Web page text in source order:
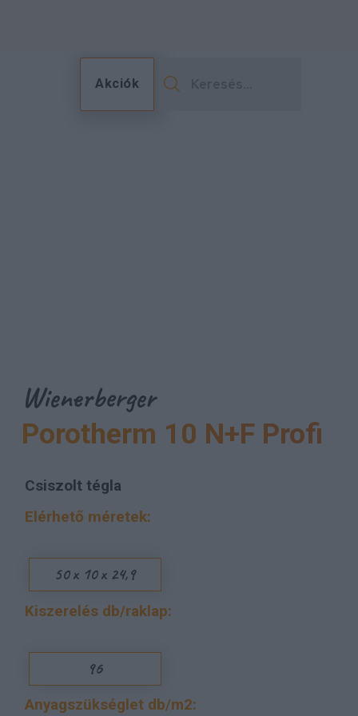
Wienerberger
Porotherm 10 N+F Profi
Csiszolt tégla
Elérhető méretek:
50 x 10 x 24,9
Kiszerelés db/raklap:
96
Anyagszükséglet db/m2:
Akciók